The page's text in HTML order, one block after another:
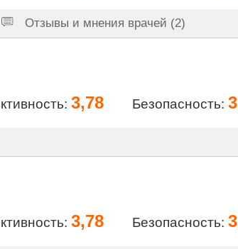
Отзывы и мнения врачей (2)
3,78 Безопасность:
3,78 Безопасность: